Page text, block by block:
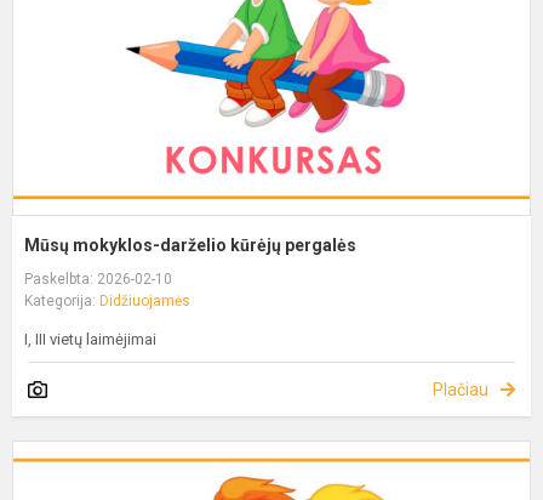
Mūsų mokyklos-darželio kūrėjų pergalės
Paskelbta: 2026-02-10
Kategorija: Didžiuojamės
I, III vietų laimėjimai
Plačiau